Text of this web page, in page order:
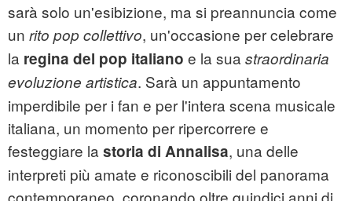
sarà solo un'esibizione, ma si preannuncia come
un rito pop collettivo, un'occasione per celebrare
la regina del pop italiano e la sua straordinaria
evoluzione artistica. Sarà un appuntamento
imperdibile per i fan e per l'intera scena musicale
italiana, un momento per ripercorrere e
festeggiare la storia di Annalisa, una delle
interpreti più amate e riconoscibili del panorama